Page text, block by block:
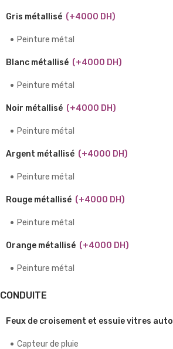
Gris métallisé (+4000 DH)
Peinture métal
Blanc métallisé (+4000 DH)
Peinture métal
Noir métallisé (+4000 DH)
Peinture métal
Argent métallisé (+4000 DH)
Peinture métal
Rouge métallisé (+4000 DH)
Peinture métal
Orange métallisé (+4000 DH)
Peinture métal
CONDUITE
Feux de croisement et essuie vitres auto
Capteur de pluie